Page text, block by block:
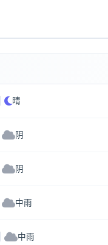
晴
阴
阴
中雨
中雨